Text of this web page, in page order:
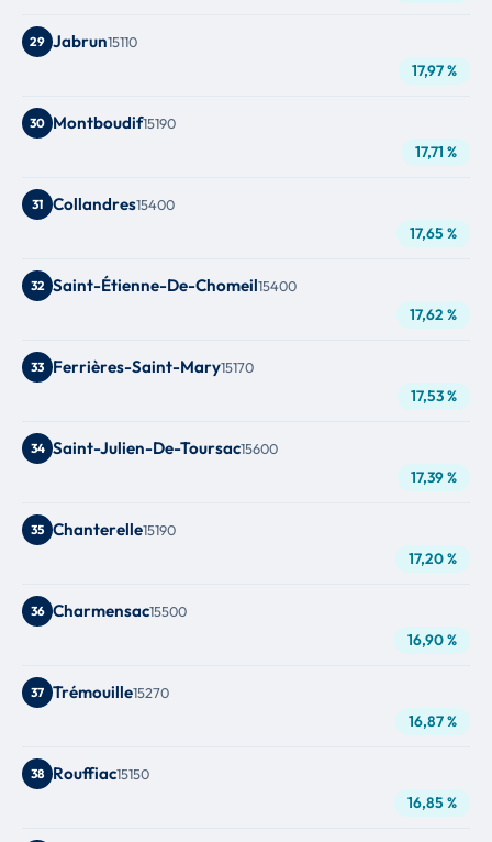
29 Jabrun15110
17,97 %
30 Montboudif15190
17,71 %
31 Collandres15400
17,65 %
32 Saint-Étienne-De-Chomeil15400
17,62 %
33 Ferrières-Saint-Mary15170
17,53 %
34 Saint-Julien-De-Toursac15600
17,39 %
35 Chanterelle15190
17,20 %
36 Charmensac15500
16,90 %
37 Trémouille15270
16,87 %
38 Rouffiac15150
16,85 %